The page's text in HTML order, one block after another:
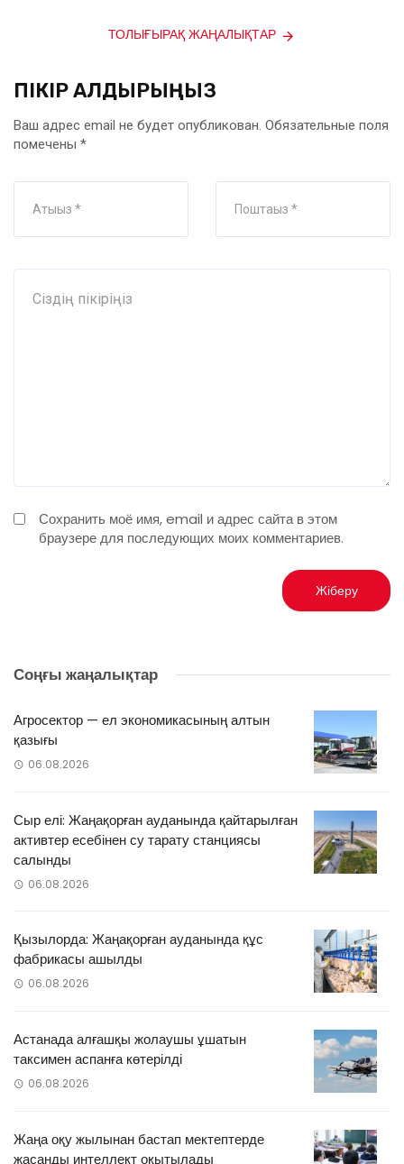
ТОЛЫҒЫРАҚ ЖАҢАЛЫҚТАР
ПІКІР ҚАЛДЫРЫҢЫЗ
Ваш адрес email не будет опубликован. Обязательные поля
помечены *
Сохранить моё имя, email и адрес сайта в этом
браузере для последующих моих комментариев.
Соңғы жаңалықтар
Агросектор — ел экономикасының алтын
қазығы
06.08.2026
Сыр елі: Жаңақорған ауданында қайтарылған
активтер есебінен су тарату станциясы
салынды
06.08.2026
Қызылорда: Жаңақорған ауданында құс
фабрикасы ашылды
06.08.2026
Астанада алғашқы жолаушы ұшатын
таксимен аспанға көтерілді
06.08.2026
Жаңа оқу жылынан бастап мектептерде
жасанды интеллект оқытылады